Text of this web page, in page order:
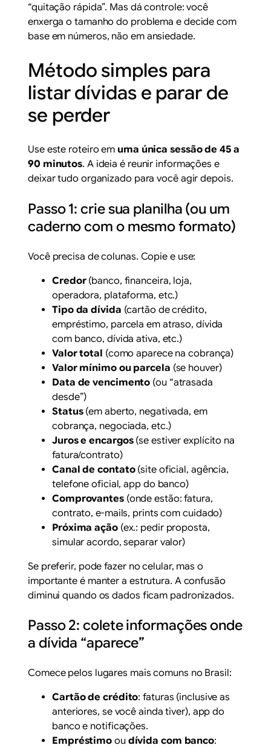
“quitação rápida”. Mas dá controle: você
enxerga o tamanho do problema e decide com
base em números, não em ansiedade.
Método simples para
listar dívidas e parar de
se perder
Use este roteiro em uma única sessão de 45 a
90 minutos. A ideia é reunir informações e
deixar tudo organizado para você agir depois.
Passo 1: crie sua planilha (ou um
caderno com o mesmo formato)
Você precisa de colunas. Copie e use:
Credor(banco, financeira, loja,
operadora, plataforma, etc.)
Tipo da dívida (cartão de crédito,
empréstimo, parcela em atraso, dívida
com banco, dívida ativa, etc.)
Valor total (como aparece na cobrança)
Valor mínimo ou parcela (se houver)
Data de vencimento (ou “atrasada
desde”)
Status(em aberto, negativada, em
cobrança, negociada, etc.)
Juros e encargos(se estiver explícito na
fatura/contrato)
Canal de contato(site oficial, agência,
telefone oficial, app do banco)
Comprovantes(onde estão: fatura,
contrato, e-mails, prints com cuidado)
Próxima ação(ex.: pedir proposta,
simular acordo, separar valor)
Se preferir, pode fazer no celular, mas o
importante é manter a estrutura. A confusão
diminui quando os dados ficam padronizados.
Passo 2: colete informações onde
a dívida “aparece”
Comece pelos lugares mais comuns no Brasil:
Cartão de crédito: faturas (inclusive as
anteriores, se você ainda tiver), app do
banco e notificações.
Empréstimo ou dívida com banco: